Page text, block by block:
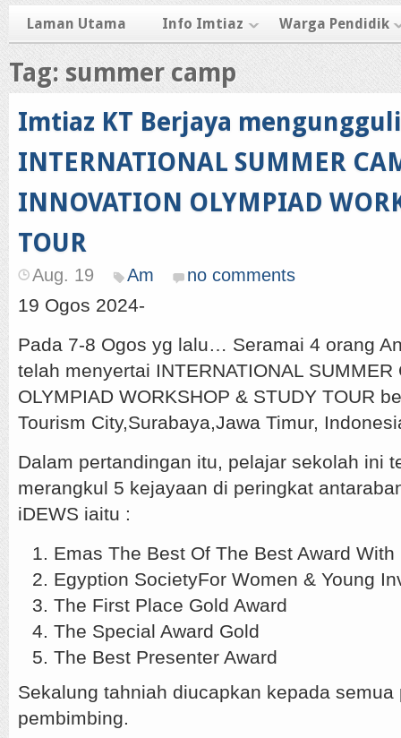
Laman Utama Info Imtiaz Warga Pendidik
Tag: summer camp
Imtiaz KT Berjaya mengungguli
INTERNATIONAL SUMMER
INNOVATION OLYMPIAD
TOUR
Aug. 19 Am no comments
19 Ogos 2024-
Pada 7-8 Ogos yg lalu… Seramai 4 orang
telah menyertai INTERNATIONAL SUMMER
OLYMPIAD WORKSHOP & STUDY TOUR
Tourism City,Surabaya,Jawa Timur,
Dalam pertandingan itu, pelajar sekolah ini
merangkul 5 kejayaan di peringkat
iDEWS iaitu :
Emas The Best Of The Best Award With
Egyption SocietyFor Women & Young
The First Place Gold Award
The Special Award Gold
The Best Presenter Award
Sekalung tahniah diucapkan kepada semua
pembimbing.